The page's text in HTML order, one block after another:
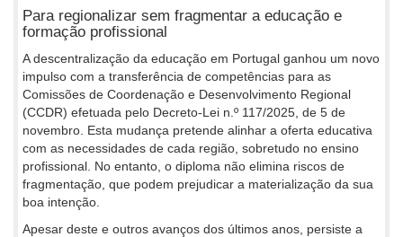
Para regionalizar sem fragmentar a educação e
formação profissional
A descentralização da educação em Portugal ganhou um novo
impulso com a transferência de competências para as
Comissões de Coordenação e Desenvolvimento Regional
(CCDR) efetuada pelo Decreto-Lei n.º 117/2025, de 5 de
novembro. Esta mudança pretende alinhar a oferta educativa
com as necessidades de cada região, sobretudo no ensino
profissional. No entanto, o diploma não elimina riscos de
fragmentação, que podem prejudicar a materialização da sua
boa intenção.
Apesar deste e outros avanços dos últimos anos, persiste a